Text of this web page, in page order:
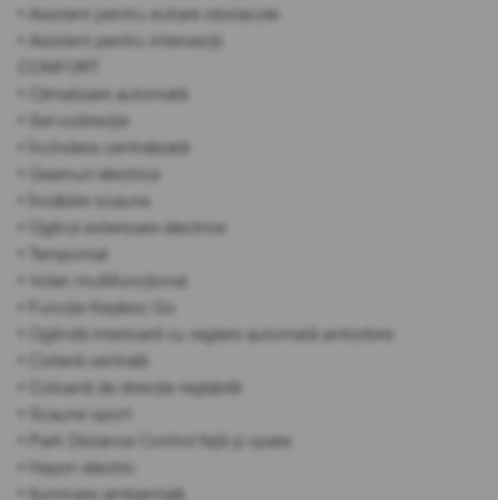
• Asistent pentru evitare obstacole
• Asistent pentru intersecții
CONFORT
• Climatizare automată
• Servodirecție
• Închidere centralizată
• Geamuri electrice
• Încălzire scaune
• Oglinzi exterioare electrice
• Tempomat
• Volan multifuncțional
• Funcție Keyless Go
• Oglindă interioară cu reglare automată antiorbire
• Cotieră centrală
• Coloană de direcție reglabilă
• Scaune sport
• Park Distance Control față și spate
• Hayon electric
• Iluminare ambientală